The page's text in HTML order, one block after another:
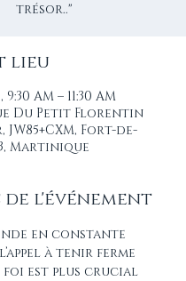
trésor.."
lieu
AM – 11:30 AM
Du Petit Florentin
Fort-de-
Martinique
de l'événement
en constante
à tenir ferme
foi est plus crucial